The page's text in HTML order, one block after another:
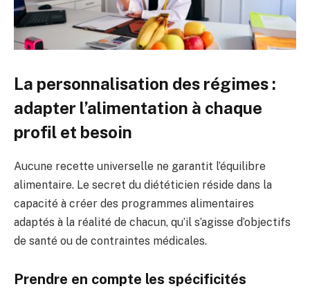
La personnalisation des régimes :
adapter l’alimentation à chaque
profil et besoin
Aucune recette universelle ne garantit l’équilibre
alimentaire. Le secret du diététicien réside dans la
capacité à créer des programmes alimentaires
adaptés à la réalité de chacun, qu’il s’agisse d’objectifs
de santé ou de contraintes médicales.
Prendre en compte les spécificités